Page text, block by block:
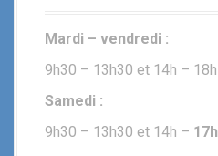
Mardi – vendredi :
9h30 – 13h30 et 14h – 18h
Samedi :
9h30 – 13h30 et 14h – 17h